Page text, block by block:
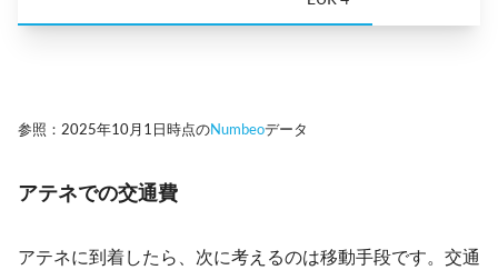
参照：2025年10月1日時点のNumbeoデータ
アテネでの交通費
アテネに到着したら、次に考えるのは移動手段です。交通